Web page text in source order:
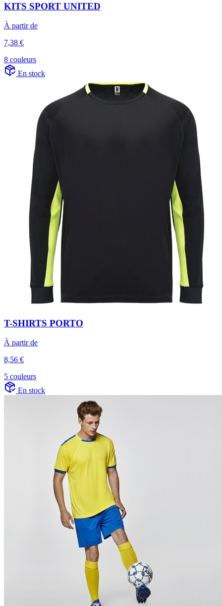
KITS SPORT UNITED
À partir de
7,38 €
8 couleurs
En stock
T-SHIRTS PORTO
À partir de
8,56 €
5 couleurs
En stock